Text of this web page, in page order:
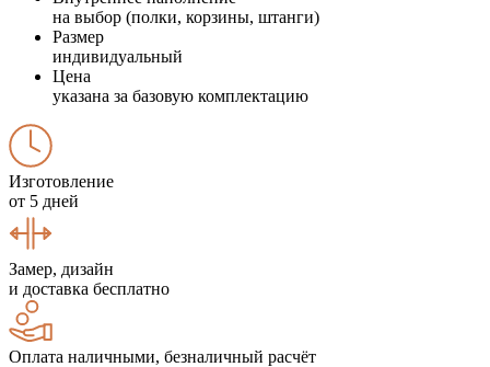
на выбор (полки, корзины, штанги)
Размер
индивидуальный
Цена
указана за базовую комплектацию
Изготовление
от 5 дней
Замер, дизайн
и доставка бесплатно
Оплата наличными, безналичный расчёт